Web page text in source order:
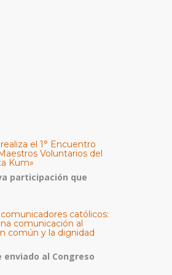
el 1° Encuentro
Voluntarios del
Kum»
participación que
católicos:
comunicación al
común y la dignidad
enviado al Congreso